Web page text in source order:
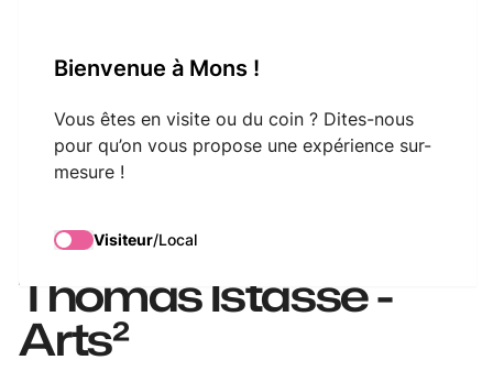
Bienvenue à Mons !
Vous êtes en visite ou du coin ? Dites-nous
pour qu’on vous propose une expérience sur-
mesure !
Visiteur/Local
lune de Malapert /
Thomas Istasse -
Arts²